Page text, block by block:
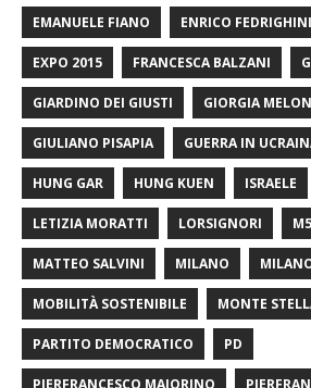
EMANUELE FIANO ENRICO FEDRIGHINI
EXPO 2015 FRANCESCA BALZANI
GIARDINO DEI GIUSTI GIORGIA
GIULIANO PISAPIA GUERRA IN
HUNG GAR HUNG KUEN ISRAELE
LETIZIA MORATTI LORSIGNORI
MATTEO SALVINI MILANO
MOBILITÀ SOSTENIBILE MONTE
PARTITO DEMOCRATICO PD